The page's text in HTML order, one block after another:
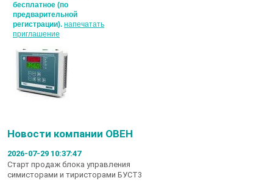
бесплатное (по
предварительной
регистрации). напечатать
приглашение